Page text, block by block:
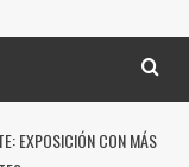
EXPOSICIÓN CON MÁS